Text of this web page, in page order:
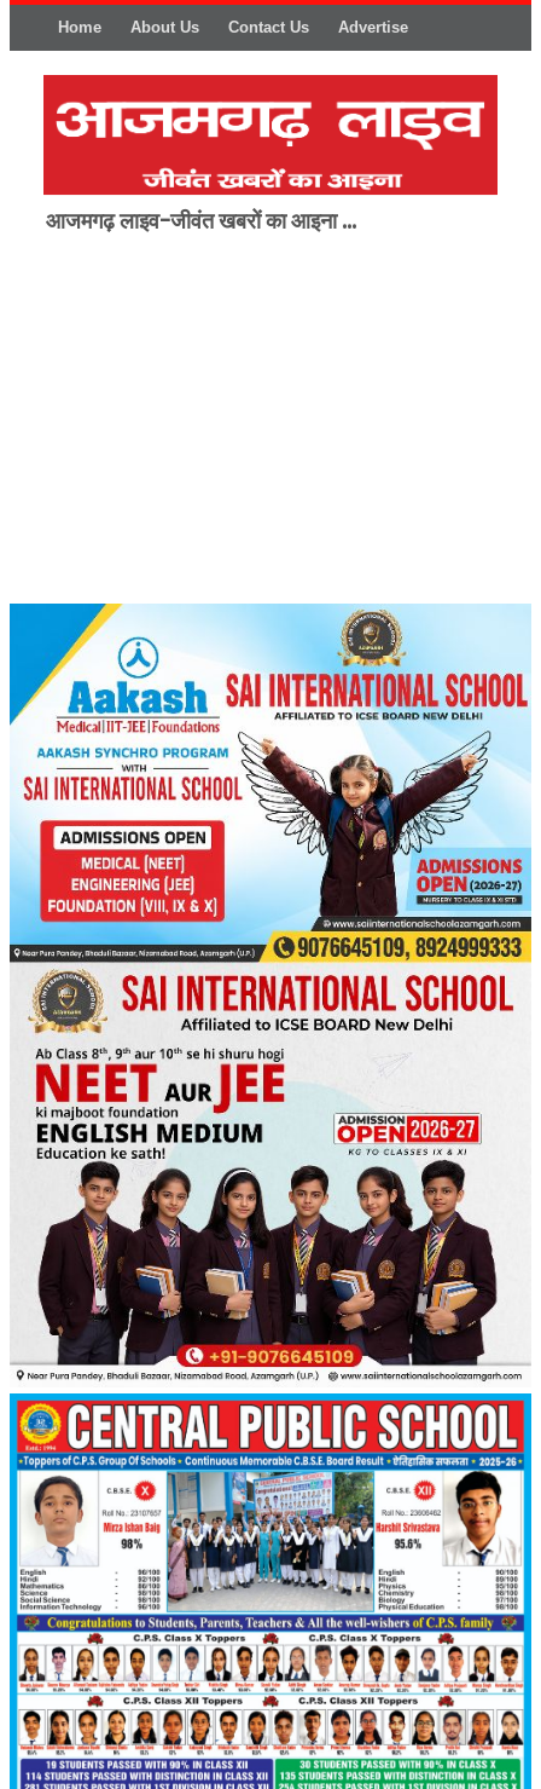
Home About Us Contact Us Advertise
आजमगढ़ लाइव-जीवंत खबरों का आइना ...